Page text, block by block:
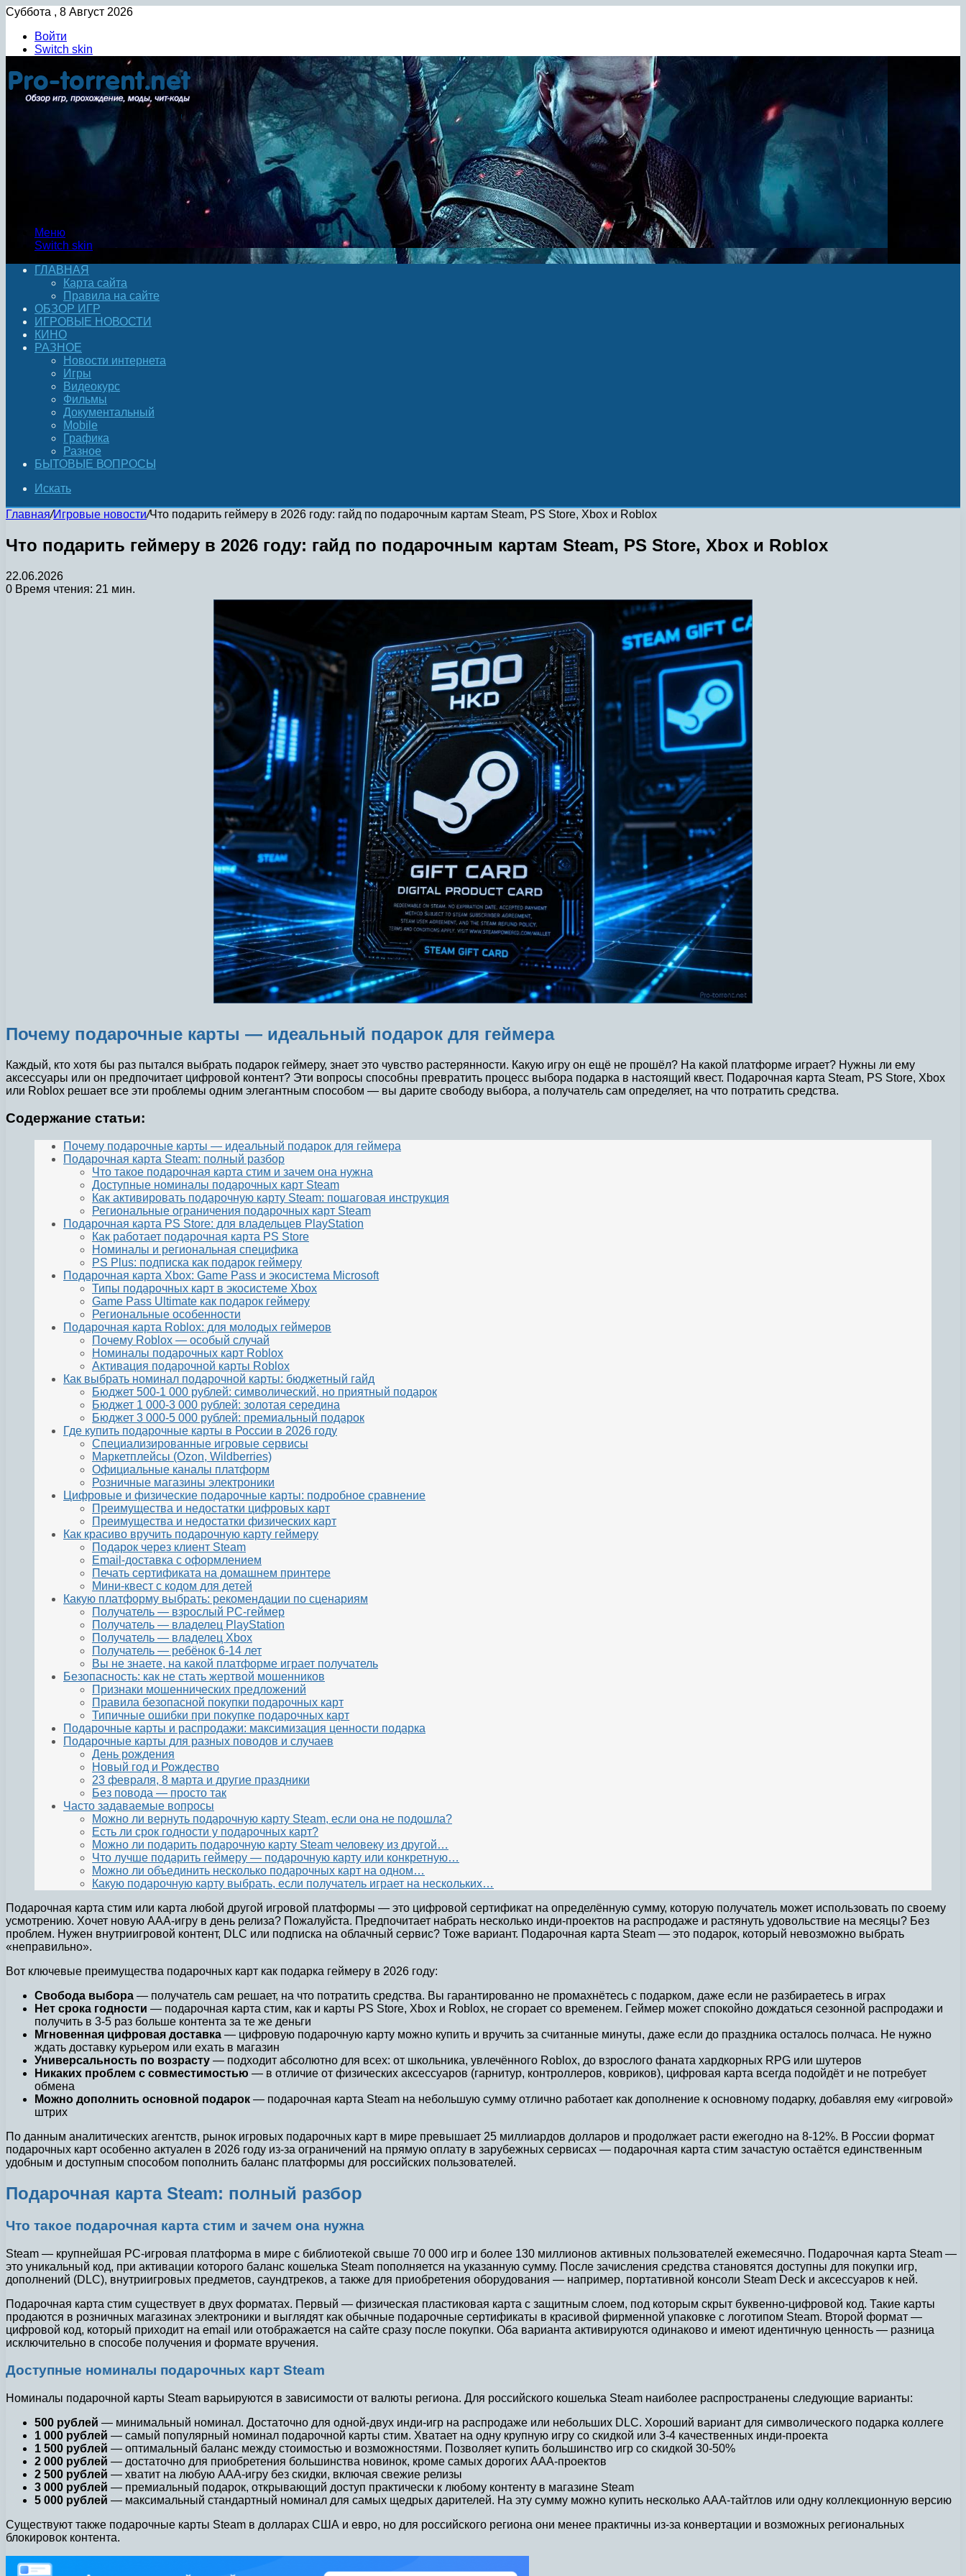
Суббота , 8 Август 2026
Войти
Switch skin
Меню
Switch skin
ГЛАВНАЯ
Карта сайта
Правила на сайте
ОБЗОР ИГР
ИГРОВЫЕ НОВОСТИ
КИНО
РАЗНОЕ
Новости интернета
Игры
Видеокурс
Фильмы
Документальный
Mobile
Графика
Разное
БЫТОВЫЕ ВОПРОСЫ
Искать
Главная/Игровые новости/Что подарить геймеру в 2026 году: гайд по подарочным картам Steam, PS Store, Xbox и Roblox
Что подарить геймеру в 2026 году: гайд по подарочным картам Steam, PS Store, Xbox и Roblox
22.06.2026
0 Время чтения: 21 мин.
Почему подарочные карты — идеальный подарок для геймера
Каждый, кто хотя бы раз пытался выбрать подарок геймеру, знает это чувство растерянности. Какую игру он ещё не прошёл? На какой платформе играет? Нужны ли ему
аксессуары или он предпочитает цифровой контент? Эти вопросы способны превратить процесс выбора подарка в настоящий квест. Подарочная карта Steam, PS Store, Xbox
или Roblox решает все эти проблемы одним элегантным способом — вы дарите свободу выбора, а получатель сам определяет, на что потратить средства.
Содержание статьи:
Почему подарочные карты — идеальный подарок для геймера
Подарочная карта Steam: полный разбор
Что такое подарочная карта стим и зачем она нужна
Доступные номиналы подарочных карт Steam
Как активировать подарочную карту Steam: пошаговая инструкция
Региональные ограничения подарочных карт Steam
Подарочная карта PS Store: для владельцев PlayStation
Как работает подарочная карта PS Store
Номиналы и региональная специфика
PS Plus: подписка как подарок геймеру
Подарочная карта Xbox: Game Pass и экосистема Microsoft
Типы подарочных карт в экосистеме Xbox
Game Pass Ultimate как подарок геймеру
Региональные особенности
Подарочная карта Roblox: для молодых геймеров
Почему Roblox — особый случай
Номиналы подарочных карт Roblox
Активация подарочной карты Roblox
Как выбрать номинал подарочной карты: бюджетный гайд
Бюджет 500-1 000 рублей: символический, но приятный подарок
Бюджет 1 000-3 000 рублей: золотая середина
Бюджет 3 000-5 000 рублей: премиальный подарок
Где купить подарочные карты в России в 2026 году
Специализированные игровые сервисы
Маркетплейсы (Ozon, Wildberries)
Официальные каналы платформ
Розничные магазины электроники
Цифровые и физические подарочные карты: подробное сравнение
Преимущества и недостатки цифровых карт
Преимущества и недостатки физических карт
Как красиво вручить подарочную карту геймеру
Подарок через клиент Steam
Email-доставка с оформлением
Печать сертификата на домашнем принтере
Мини-квест с кодом для детей
Какую платформу выбрать: рекомендации по сценариям
Получатель — взрослый PC-геймер
Получатель — владелец PlayStation
Получатель — владелец Xbox
Получатель — ребёнок 6-14 лет
Вы не знаете, на какой платформе играет получатель
Безопасность: как не стать жертвой мошенников
Признаки мошеннических предложений
Правила безопасной покупки подарочных карт
Типичные ошибки при покупке подарочных карт
Подарочные карты и распродажи: максимизация ценности подарка
Подарочные карты для разных поводов и случаев
День рождения
Новый год и Рождество
23 февраля, 8 марта и другие праздники
Без повода — просто так
Часто задаваемые вопросы
Можно ли вернуть подарочную карту Steam, если она не подошла?
Есть ли срок годности у подарочных карт?
Можно ли подарить подарочную карту Steam человеку из другой…
Что лучше подарить геймеру — подарочную карту или конкретную…
Можно ли объединить несколько подарочных карт на одном…
Какую подарочную карту выбрать, если получатель играет на нескольких…
Подарочная карта стим или карта любой другой игровой платформы — это цифровой сертификат на определённую сумму, которую получатель может использовать по своему
усмотрению. Хочет новую AAA-игру в день релиза? Пожалуйста. Предпочитает набрать несколько инди-проектов на распродаже и растянуть удовольствие на месяцы? Без
проблем. Нужен внутриигровой контент, DLC или подписка на облачный сервис? Тоже вариант. Подарочная карта Steam — это подарок, который невозможно выбрать
«неправильно».
Вот ключевые преимущества подарочных карт как подарка геймеру в 2026 году:
Свобода выбора — получатель сам решает, на что потратить средства. Вы гарантированно не промахнётесь с подарком, даже если не разбираетесь в играх
Нет срока годности — подарочная карта стим, как и карты PS Store, Xbox и Roblox, не сгорает со временем. Геймер может спокойно дождаться сезонной распродажи и
получить в 3-5 раз больше контента за те же деньги
Мгновенная цифровая доставка — цифровую подарочную карту можно купить и вручить за считанные минуты, даже если до праздника осталось полчаса. Не нужно
ждать доставку курьером или ехать в магазин
Универсальность по возрасту — подходит абсолютно для всех: от школьника, увлечённого Roblox, до взрослого фаната хардкорных RPG или шутеров
Никаких проблем с совместимостью — в отличие от физических аксессуаров (гарнитур, контроллеров, ковриков), цифровая карта всегда подойдёт и не потребует
обмена
Можно дополнить основной подарок — подарочная карта Steam на небольшую сумму отлично работает как дополнение к основному подарку, добавляя ему «игровой»
штрих
По данным аналитических агентств, рынок игровых подарочных карт в мире превышает 25 миллиардов долларов и продолжает расти ежегодно на 8-12%. В России формат
подарочных карт особенно актуален в 2026 году из-за ограничений на прямую оплату в зарубежных сервисах — подарочная карта стим зачастую остаётся единственным
удобным и доступным способом пополнить баланс платформы для российских пользователей.
Подарочная карта Steam: полный разбор
Что такое подарочная карта стим и зачем она нужна
Steam — крупнейшая PC-игровая платформа в мире с библиотекой свыше 70 000 игр и более 130 миллионов активных пользователей ежемесячно. Подарочная карта Steam —
это уникальный код, при активации которого баланс кошелька Steam пополняется на указанную сумму. После зачисления средства становятся доступны для покупки игр,
дополнений (DLC), внутриигровых предметов, саундтреков, а также для приобретения оборудования — например, портативной консоли Steam Deck и аксессуаров к ней.
Подарочная карта стим существует в двух форматах. Первый — физическая пластиковая карта с защитным слоем, под которым скрыт буквенно-цифровой код. Такие карты
продаются в розничных магазинах электроники и выглядят как обычные подарочные сертификаты в красивой фирменной упаковке с логотипом Steam. Второй формат —
цифровой код, который приходит на email или отображается на сайте сразу после покупки. Оба варианта активируются одинаково и имеют идентичную ценность — разница
исключительно в способе получения и формате вручения.
Доступные номиналы подарочных карт Steam
Номиналы подарочной карты Steam варьируются в зависимости от валюты региона. Для российского кошелька Steam наиболее распространены следующие варианты:
500 рублей — минимальный номинал. Достаточно для одной-двух инди-игр на распродаже или небольших DLC. Хороший вариант для символического подарка коллеге
1 000 рублей — самый популярный номинал подарочной карты стим. Хватает на одну крупную игру со скидкой или 3-4 качественных инди-проекта
1 500 рублей — оптимальный баланс между стоимостью и возможностями. Позволяет купить большинство игр со скидкой 30-50%
2 000 рублей — достаточно для приобретения большинства новинок, кроме самых дорогих AAA-проектов
2 500 рублей — хватит на любую AAA-игру без скидки, включая свежие релизы
3 000 рублей — премиальный подарок, открывающий доступ практически к любому контенту в магазине Steam
5 000 рублей — максимальный стандартный номинал для самых щедрых дарителей. На эту сумму можно купить несколько AAA-тайтлов или одну коллекционную версию
Существуют также подарочные карты Steam в долларах США и евро, но для российского региона они менее практичны из-за конвертации и возможных региональных
блокировок контента.